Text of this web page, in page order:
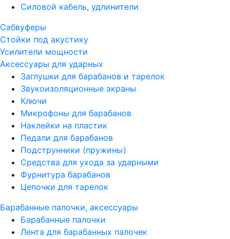
Силовой кабель, удлинители
Сабвуферы
Стойки под акустику
Усилители мощности
Аксессуары для ударных
Заглушки для барабанов и тарелок
Звукоизоляционные экраны
Ключи
Микрофоны для барабанов
Наклейки на пластик
Педали для барабанов
Подструнники (пружины)
Средства для ухода за ударными
Фурнитура барабанов
Цепочки для тарелок
Барабанные палочки, аксессуары
Барабанные палочки
Лента для барабанных палочек